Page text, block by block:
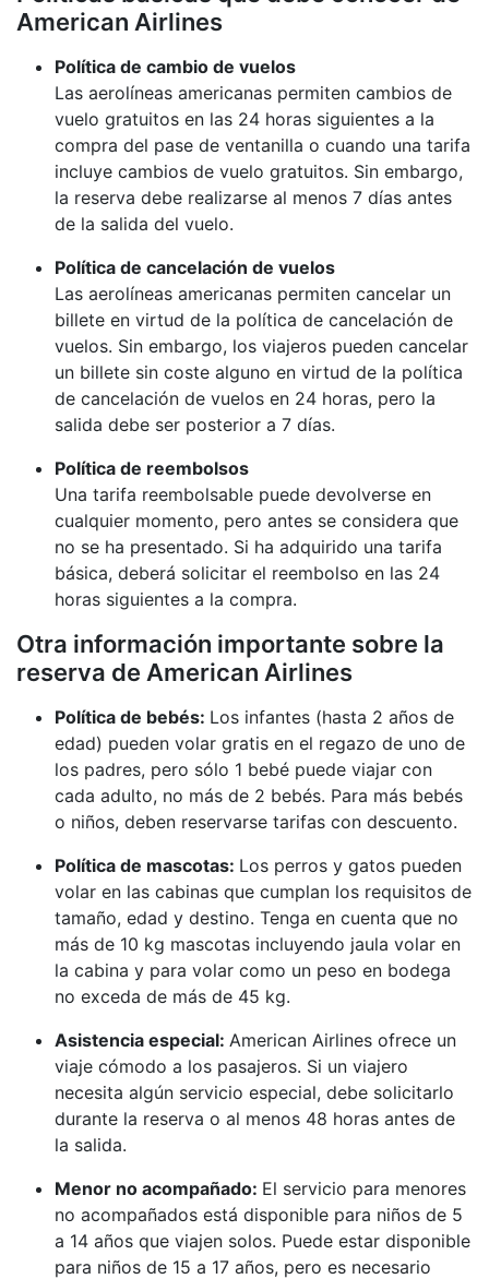
American Airlines
Política de cambio de vuelos
Las aerolíneas americanas permiten cambios de
vuelo gratuitos en las 24 horas siguientes a la
compra del pase de ventanilla o cuando una tarifa
incluye cambios de vuelo gratuitos. Sin embargo,
la reserva debe realizarse al menos 7 días antes
de la salida del vuelo.
Política de cancelación de vuelos
Las aerolíneas americanas permiten cancelar un
billete en virtud de la política de cancelación de
vuelos. Sin embargo, los viajeros pueden cancelar
un billete sin coste alguno en virtud de la política
de cancelación de vuelos en 24 horas, pero la
salida debe ser posterior a 7 días.
Política de reembolsos
Una tarifa reembolsable puede devolverse en
cualquier momento, pero antes se considera que
no se ha presentado. Si ha adquirido una tarifa
básica, deberá solicitar el reembolso en las 24
horas siguientes a la compra.
Otra información importante sobre la
reserva de American Airlines
Política de bebés: Los infantes (hasta 2 años de
edad) pueden volar gratis en el regazo de uno de
los padres, pero sólo 1 bebé puede viajar con
cada adulto, no más de 2 bebés. Para más bebés
o niños, deben reservarse tarifas con descuento.
Política de mascotas: Los perros y gatos pueden
volar en las cabinas que cumplan los requisitos de
tamaño, edad y destino. Tenga en cuenta que no
más de 10 kg mascotas incluyendo jaula volar en
la cabina y para volar como un peso en bodega
no exceda de más de 45 kg.
Asistencia especial: American Airlines ofrece un
viaje cómodo a los pasajeros. Si un viajero
necesita algún servicio especial, debe solicitarlo
durante la reserva o al menos 48 horas antes de
la salida.
Menor no acompañado: El servicio para menores
no acompañados está disponible para niños de 5
a 14 años que viajen solos. Puede estar disponible
para niños de 15 a 17 años, pero es necesario